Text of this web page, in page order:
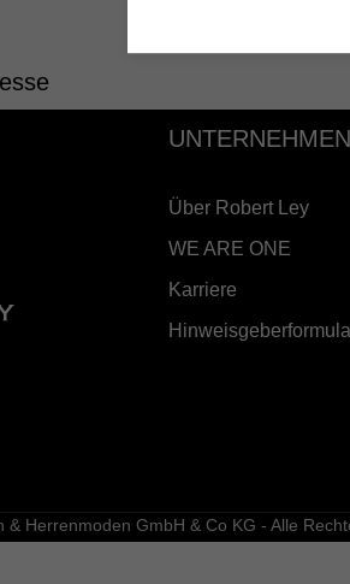
UNTERNEHMEN
Über Robert Ley
WE ARE ONE
Karriere
Herrenmoden GmbH & Co KG - Alle